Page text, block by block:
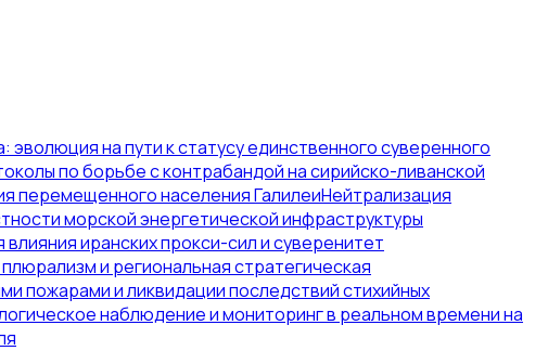
на пути к статусу единственного суверенного
по борьбе с контрабандой на сирийско-ливанской
перемещенного населения ГалилеиНейтрализация
морской энергетической инфраструктуры
влияния иранских прокси-сил и суверенитет
и региональная стратегическая
пожарами и ликвидации последствий стихийных
наблюдение и мониторинг в реальном времени на